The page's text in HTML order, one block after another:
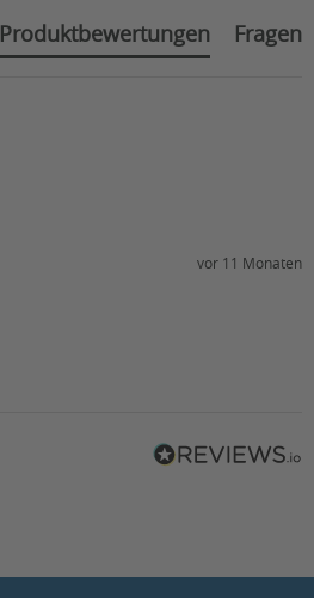
Produktbewertungen Fragen
vor 11 Monaten